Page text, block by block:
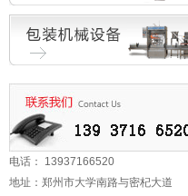
电话： 13937166520
地址：郑州市大学南路与密杞大道